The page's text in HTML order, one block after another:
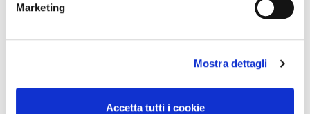
Marketing
Mostra dettagli
Accetta tutti i cookie